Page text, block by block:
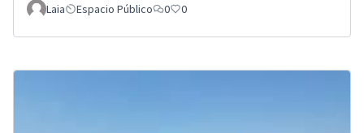
Laia Espacio Público 0 0